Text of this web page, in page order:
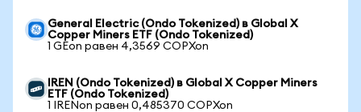
General Electric (Ondo Tokenized) в Global X
Copper Miners ETF (Ondo Tokenized)
1 GEon равен 4,3569 COPXon
IREN (Ondo Tokenized) в Global X Copper Miners
ETF (Ondo Tokenized)
1 IRENon равен 0,485370 COPXon